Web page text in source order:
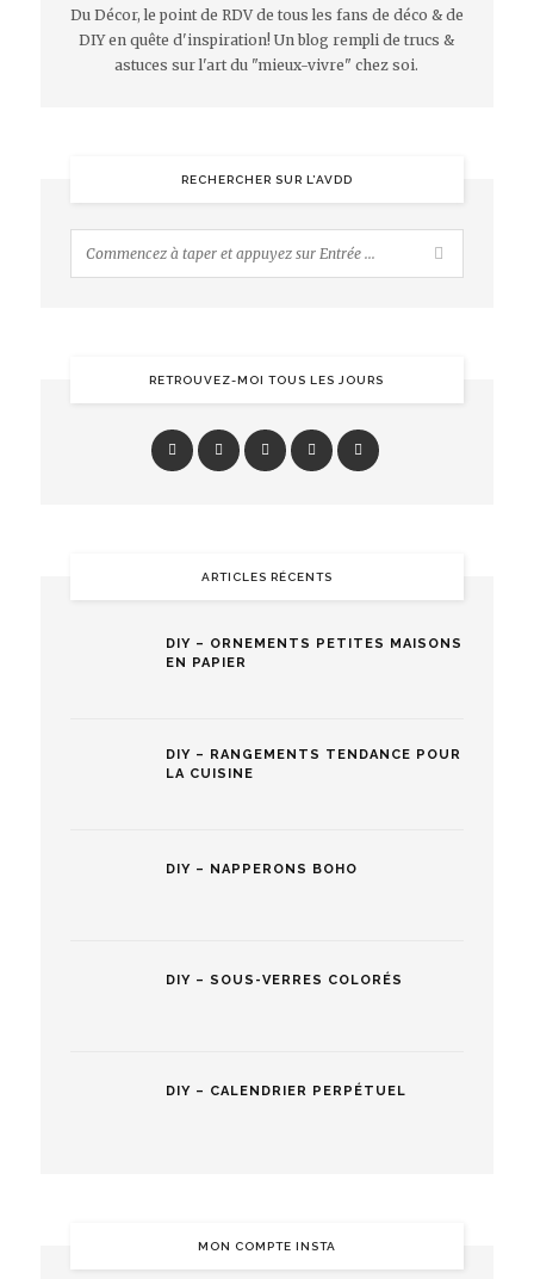
Du Décor, le point de RDV de tous les fans de déco & de
DIY en quête d'inspiration! Un blog rempli de trucs &
astuces sur l'art du "mieux-vivre" chez soi.
RECHERCHER SUR L’AVDD
RETROUVEZ-MOI TOUS LES JOURS
ARTICLES RÉCENTS
DIY – ORNEMENTS PETITES MAISONS
EN PAPIER
DIY – RANGEMENTS TENDANCE POUR
LA CUISINE
DIY – NAPPERONS BOHO
DIY – SOUS-VERRES COLORÉS
DIY – CALENDRIER PERPÉTUEL
MON COMPTE INSTA